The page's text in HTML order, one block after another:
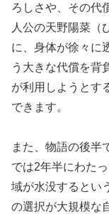
ろしさや、その代
人公の天野陽菜（
に、身体が徐々に
う大きな代償を背
が利用しようとす
できます。
また、物語の後半
では2年半にわた
域が水没するとい
の選択が大規模な